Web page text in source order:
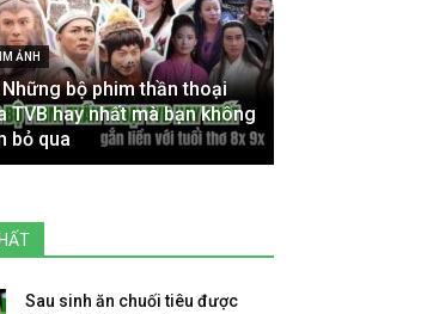
ẢNH
bộ phim thần thoại
TVB hay nhất mà bạn không
bỏ qua
Sau sinh ăn chuối tiêu được